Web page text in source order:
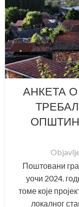
АНКЕТА
Поштовани
уочи 2024.
томе које
локалног